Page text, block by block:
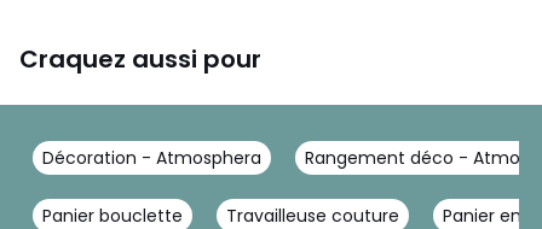
Craquez aussi pour
Décoration - Atmosphera Rangement déco -
Panier bouclette Travailleuse couture Panier en